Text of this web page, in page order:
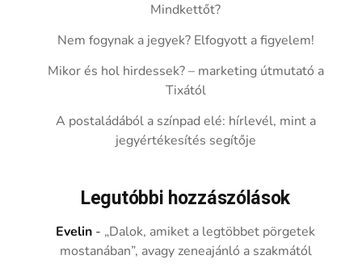
Mindkettőt?
Nem fogynak a jegyek? Elfogyott a figyelem!
Mikor és hol hirdessek? – marketing útmutató a
Tixától
A postaládából a színpad elé: hírlevél, mint a
jegyértékesítés segítője
Legutóbbi hozzászólások
Evelin - „Dalok, amiket a legtöbbet pörgetek
mostanában”, avagy zeneajánló a szakmától